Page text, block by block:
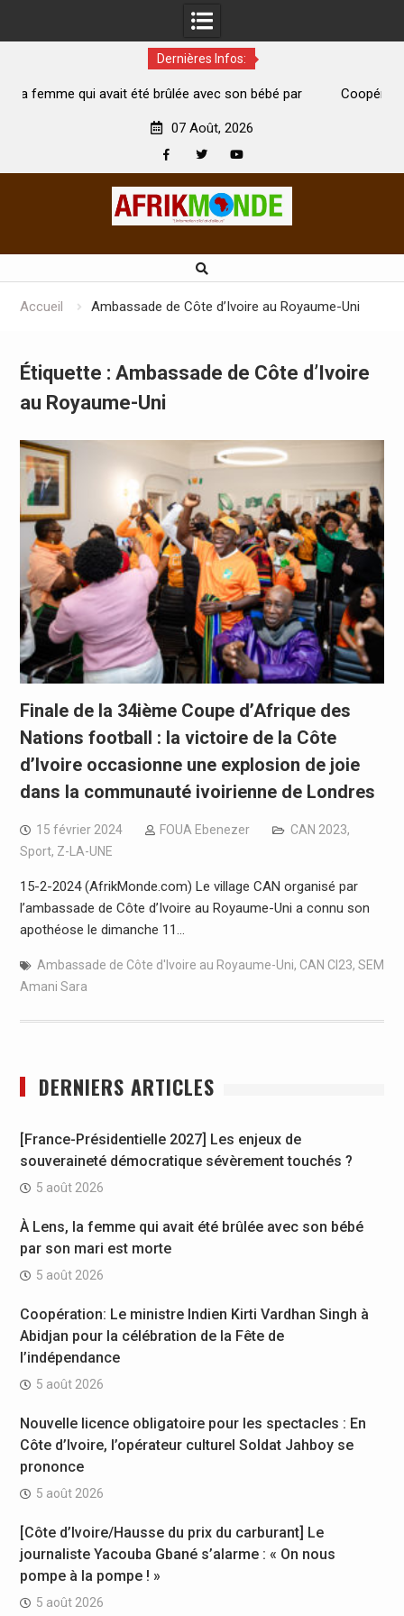
Dernières Infos:
brûlée avec son bébé par
Coopération: Le ministre Indien
07 Août, 2026
Accueil Ambassade de Côte d’Ivoire au Royaume-Uni
Étiquette : Ambassade de Côte d’Ivoire
au Royaume-Uni
Finale de la 34ième Coupe d’Afrique des
Nations football : la victoire de la Côte
d’Ivoire occasionne une explosion de joie
dans la communauté ivoirienne de Londres
15 février 2024 FOUA Ebenezer CAN 2023,
Sport, Z-LA-UNE
15-2-2024 (AfrikMonde.com) Le village CAN organisé par
l’ambassade de Côte d’Ivoire au Royaume-Uni a connu son
apothéose le dimanche 11…
Ambassade de Côte d'Ivoire au Royaume-Uni, CAN CI23, SEM
Amani Sara
DERNIERS ARTICLES
[France-Présidentielle 2027] Les enjeux de
souveraineté démocratique sévèrement touchés ?
5 août 2026
À Lens, la femme qui avait été brûlée avec son bébé
par son mari est morte
5 août 2026
Coopération: Le ministre Indien Kirti Vardhan Singh à
Abidjan pour la célébration de la Fête de
l’indépendance
5 août 2026
Nouvelle licence obligatoire pour les spectacles : En
Côte d’Ivoire, l’opérateur culturel Soldat Jahboy se
prononce
5 août 2026
[Côte d’Ivoire/Hausse du prix du carburant] Le
journaliste Yacouba Gbané s’alarme : « On nous
pompe à la pompe ! »
5 août 2026